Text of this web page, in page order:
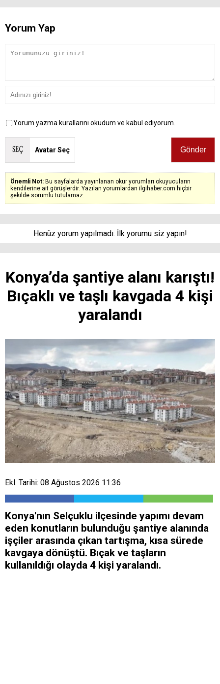
Yorum Yap
Yorum yazma kurallarını okudum ve kabul ediyorum.
Avatar Seç
Önemli Not: Bu sayfalarda yayınlanan okur yorumları okuyucuların
kendilerine ait görüşlerdir. Yazılan yorumlardan ilgihaber.com hiçbir
şekilde sorumlu tutulamaz.
Henüz yorum yapılmadı. İlk yorumu siz yapın!
Konya’da şantiye alanı karıştı!
Bıçaklı ve taşlı kavgada 4 kişi
yaralandı
Ekl. Tarihi: 08 Ağustos 2026 11:36
Konya'nın Selçuklu ilçesinde yapımı devam
eden konutların bulunduğu şantiye alanında
işçiler arasında çıkan tartışma, kısa sürede
kavgaya dönüştü. Bıçak ve taşların
kullanıldığı olayda 4 kişi yaralandı.